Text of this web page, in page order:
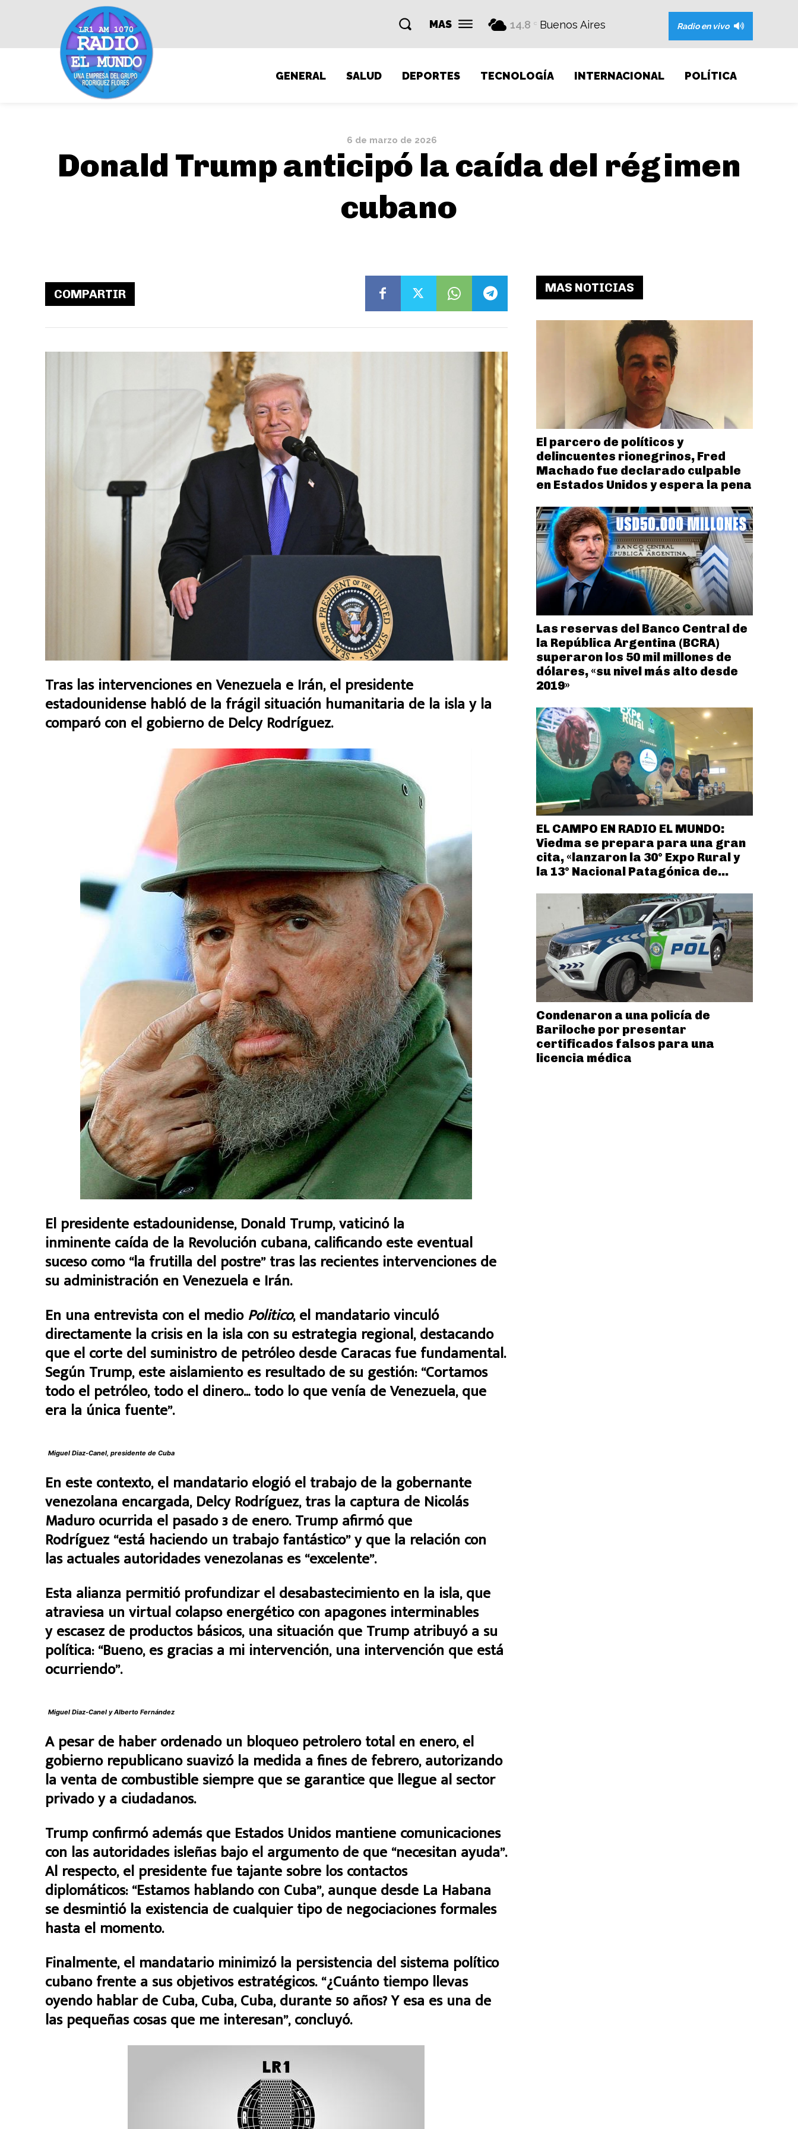
MAS 14.8 C Buenos Aires Radio en vivo
GENERAL SALUD DEPORTES TECNOLOGÍA INTERNACIONAL POLÍTICA
6 de marzo de 2026
Donald Trump anticipó la caída del régimen
cubano
COMPARTIR
Tras las intervenciones en Venezuela e Irán, el presidente
estadounidense habló de la frágil situación humanitaria de la isla y la
comparó con el gobierno de Delcy Rodríguez.
El presidente estadounidense, Donald Trump, vaticinó la
inminente caída de la Revolución cubana, calificando este eventual
suceso como “la frutilla del postre” tras las recientes intervenciones de
su administración en Venezuela e Irán.
En una entrevista con el medioPolitico, el mandatario vinculó
directamente la crisis en la isla con su estrategia regional, destacando
que el corte del suministro de petróleo desde Caracas fue fundamental.
Según Trump, este aislamiento es resultado de su gestión: “Cortamos
todo el petróleo, todo el dinero… todo lo que venía de Venezuela, que
era la única fuente”.
Miguel Diaz-Canel, presidente de Cuba
En este contexto, el mandatario elogió el trabajo de la gobernante
venezolana encargada, Delcy Rodríguez, tras la captura de Nicolás
Maduro ocurrida el pasado 3 de enero. Trump afirmó que
Rodríguez “está haciendo un trabajo fantástico” y que la relación con
las actuales autoridades venezolanas es “excelente”.
Esta alianza permitió profundizar el desabastecimiento en la isla, que
atraviesa un virtual colapso energético con apagones interminables
y escasez de productos básicos, una situación que Trump atribuyó a su
política: “Bueno, es gracias a mi intervención, una intervención que está
ocurriendo”.
Miguel Diaz-Canel y Alberto Fernández
A pesar de haber ordenado un bloqueo petrolero total en enero, el
gobierno republicano suavizó la medida a fines de febrero, autorizando
la venta de combustible siempre que se garantice que llegue al sector
privado y a ciudadanos.
Trump confirmó además que Estados Unidos mantiene comunicaciones
con las autoridades isleñas bajo el argumento de que “necesitan ayuda”.
Al respecto, el presidente fue tajante sobre los contactos
diplomáticos: “Estamos hablando con Cuba”, aunque desde La Habana
se desmintió la existencia de cualquier tipo de negociaciones formales
hasta el momento.
Finalmente, el mandatario minimizó la persistencia del sistema político
cubano frente a sus objetivos estratégicos. “¿Cuánto tiempo llevas
oyendo hablar de Cuba, Cuba, Cuba, durante 50 años? Y esa es una de
las pequeñas cosas que me interesan”, concluyó.
MAS NOTICIAS
El parcero de políticos y
delincuentes rionegrinos, Fred
Machado fue declarado culpable
en Estados Unidos y espera la pena
Las reservas del Banco Central de
la República Argentina (BCRA)
superaron los 50 mil millones de
dólares, «su nivel más alto desde
2019»
EL CAMPO EN RADIO EL MUNDO:
Viedma se prepara para una gran
cita, «lanzaron la 30° Expo Rural y
la 13° Nacional Patagónica de...
Condenaron a una policía de
Bariloche por presentar
certificados falsos para una
licencia médica